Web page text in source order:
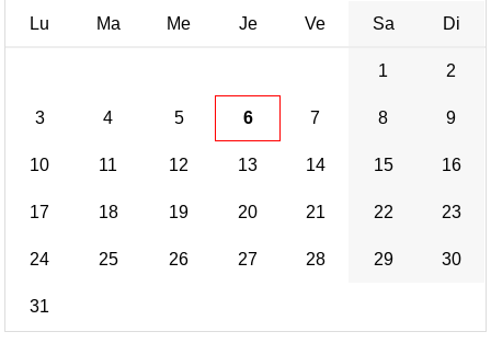
Lu Ma Me Je Ve Sa Di
1 2
3 4 5 6 7 8 9
10 11 12 13 14 15 16
17 18 19 20 21 22 23
24 25 26 27 28 29 30
31